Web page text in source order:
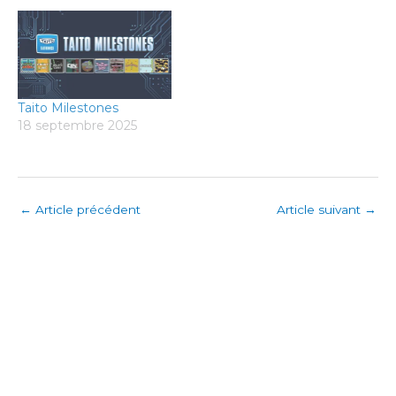
Taito Milestones
18 septembre 2025
← Article précédent Article suivant →